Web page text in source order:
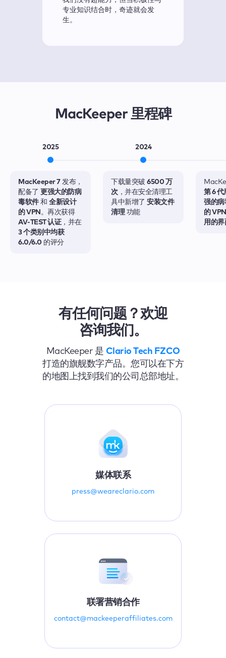
专业知识结合时，奇迹就会发
生。
MacKeeper 里程碑
2025
MacKeeper 7发布，
配备了 更强大的防病
毒软件和 全新设计
的 VPN 。再次获得
AV‑TEST 认证，并在
3 个类别中均获
6.0/6.0 的评分
2024
下载量突破 6500 万
次 ，并在安全清理工
具中新增了 安装文件
清理功能
第 6 代
强的病
的 VPN
用的界
有任何问题？欢迎
咨询我们。
MacKeeper 是 Clario Tech FZCO
打造的旗舰数字产品。您可以在下方
的地图上找到我们的公司总部地址。
媒体联系
press@weareclario.com
联署营销合作
contact@mackeeperaffiliates.com